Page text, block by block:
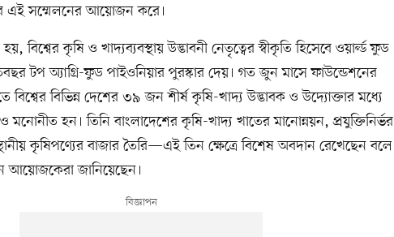
এই সম্মেলনের আয়োজন করে।
বিশ্বের কৃষি ও খাদ্যব্যবস্থায় উদ্ভাবনী নেতৃত্বের স্বীকৃতি হিসেবে ওয়ার্ল্ড ফুড
টপ অ্যাগ্রি-ফুড পাইওনিয়ার পুরস্কার দেয়। গত জুন মাসে ফাউন্ডেশনের
বিশ্বের বিভিন্ন দেশের ৩৯ জন শীর্ষ কৃষি-খাদ্য উদ্ভাবক ও উদ্যোক্তার মধ্যে
হন। তিনি বাংলাদেশের কৃষি-খাদ্য খাতের মানোন্নয়ন, প্রযুক্তিনির্ভর
কৃষিপণ্যের বাজার তৈরি—এই তিন ক্ষেত্রে বিশেষ অবদান রেখেছেন বলে
আয়োজকেরা জানিয়েছেন।